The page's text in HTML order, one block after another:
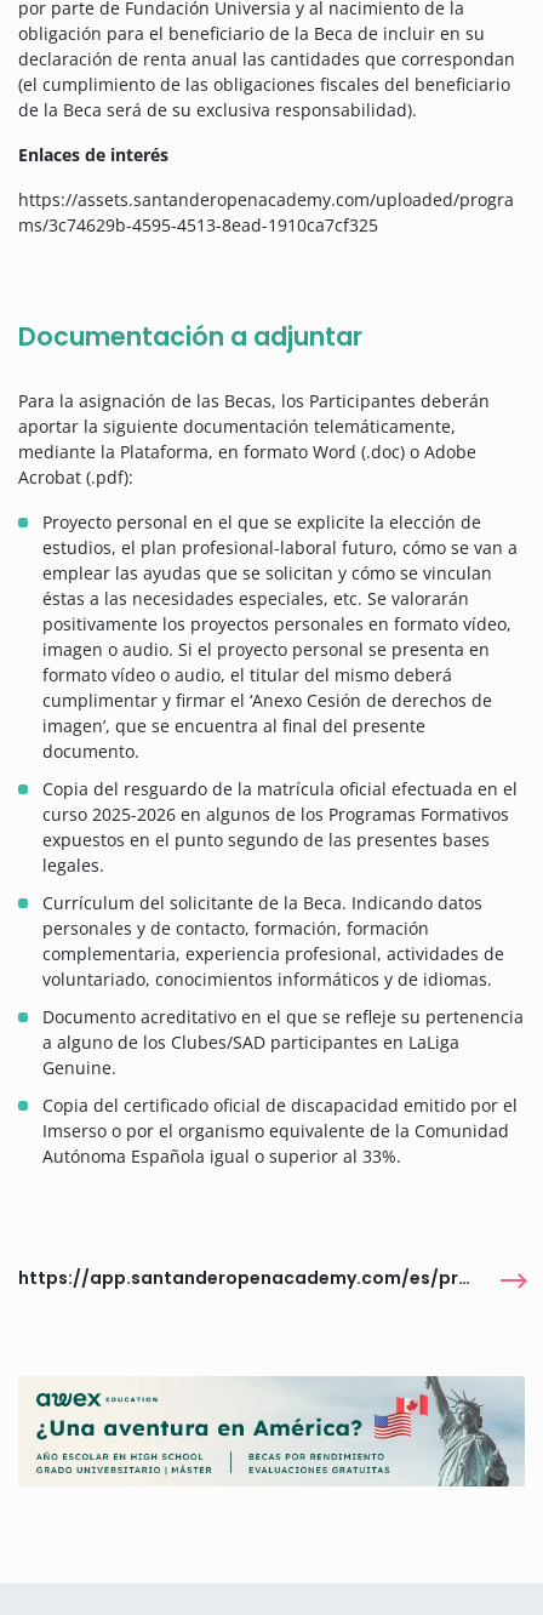
por parte de Fundación Universia y al nacimiento de la
obligación para el beneficiario de la Beca de incluir en su
declaración de renta anual las cantidades que correspondan
(el cumplimiento de las obligaciones fiscales del beneficiario
de la Beca será de su exclusiva responsabilidad).
Enlaces de interés
https://assets.santanderopenacademy.com/uploaded/progra
ms/3c74629b-4595-4513-8ead-1910ca7cf325
Documentación a adjuntar
Para la asignación de las Becas, los Participantes deberán
aportar la siguiente documentación telemáticamente,
mediante la Plataforma, en formato Word (.doc) o Adobe
Acrobat (.pdf):
Proyecto personal en el que se explicite la elección de
estudios, el plan profesional-laboral futuro, cómo se van a
emplear las ayudas que se solicitan y cómo se vinculan
éstas a las necesidades especiales, etc. Se valorarán
positivamente los proyectos personales en formato vídeo,
imagen o audio. Si el proyecto personal se presenta en
formato vídeo o audio, el titular del mismo deberá
cumplimentar y firmar el ‘Anexo Cesión de derechos de
imagen’, que se encuentra al final del presente
documento.
Copia del resguardo de la matrícula oficial efectuada en el
curso 2025-2026 en algunos de los Programas Formativos
expuestos en el punto segundo de las presentes bases
legales.
Currículum del solicitante de la Beca. Indicando datos
personales y de contacto, formación, formación
complementaria, experiencia profesional, actividades de
voluntariado, conocimientos informáticos y de idiomas.
Documento acreditativo en el que se refleje su pertenencia
a alguno de los Clubes/SAD participantes en LaLiga
Genuine.
Copia del certificado oficial de discapacidad emitido por el
Imserso o por el organismo equivalente de la Comunidad
Autónoma Española igual o superior al 33%.
https://app.santanderopenacademy.com/es/program/becas-fundacion-universia-laliga-genuine-moeve-2025-2026